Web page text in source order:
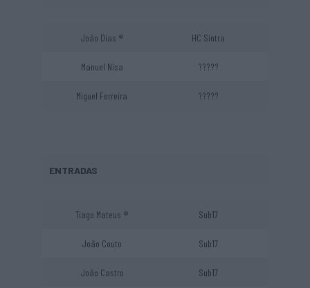
João Dias ® HC Sintra
Manuel Nisa ?????
Miguel Ferreira ?????
ENTRADAS
Tiago Mateus ® Sub17
João Couto Sub17
João Castro Sub17